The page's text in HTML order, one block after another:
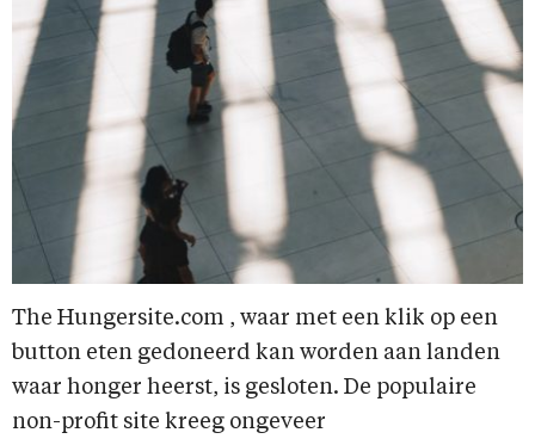
The Hungersite.com , waar met een klik op een
button eten gedoneerd kan worden aan landen
waar honger heerst, is gesloten. De populaire
non-profit site kreeg ongeveer